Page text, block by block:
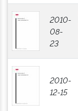
2010-
08-
23
2010-
12-15